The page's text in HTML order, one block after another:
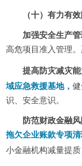
（十）有力有
加强安全生产管
高危项目准入管理
提高防灾减灾能
域应急救援基地，
识、安全意识。
防范财政金融风
拖欠企业账款专项
小金融机构减量提